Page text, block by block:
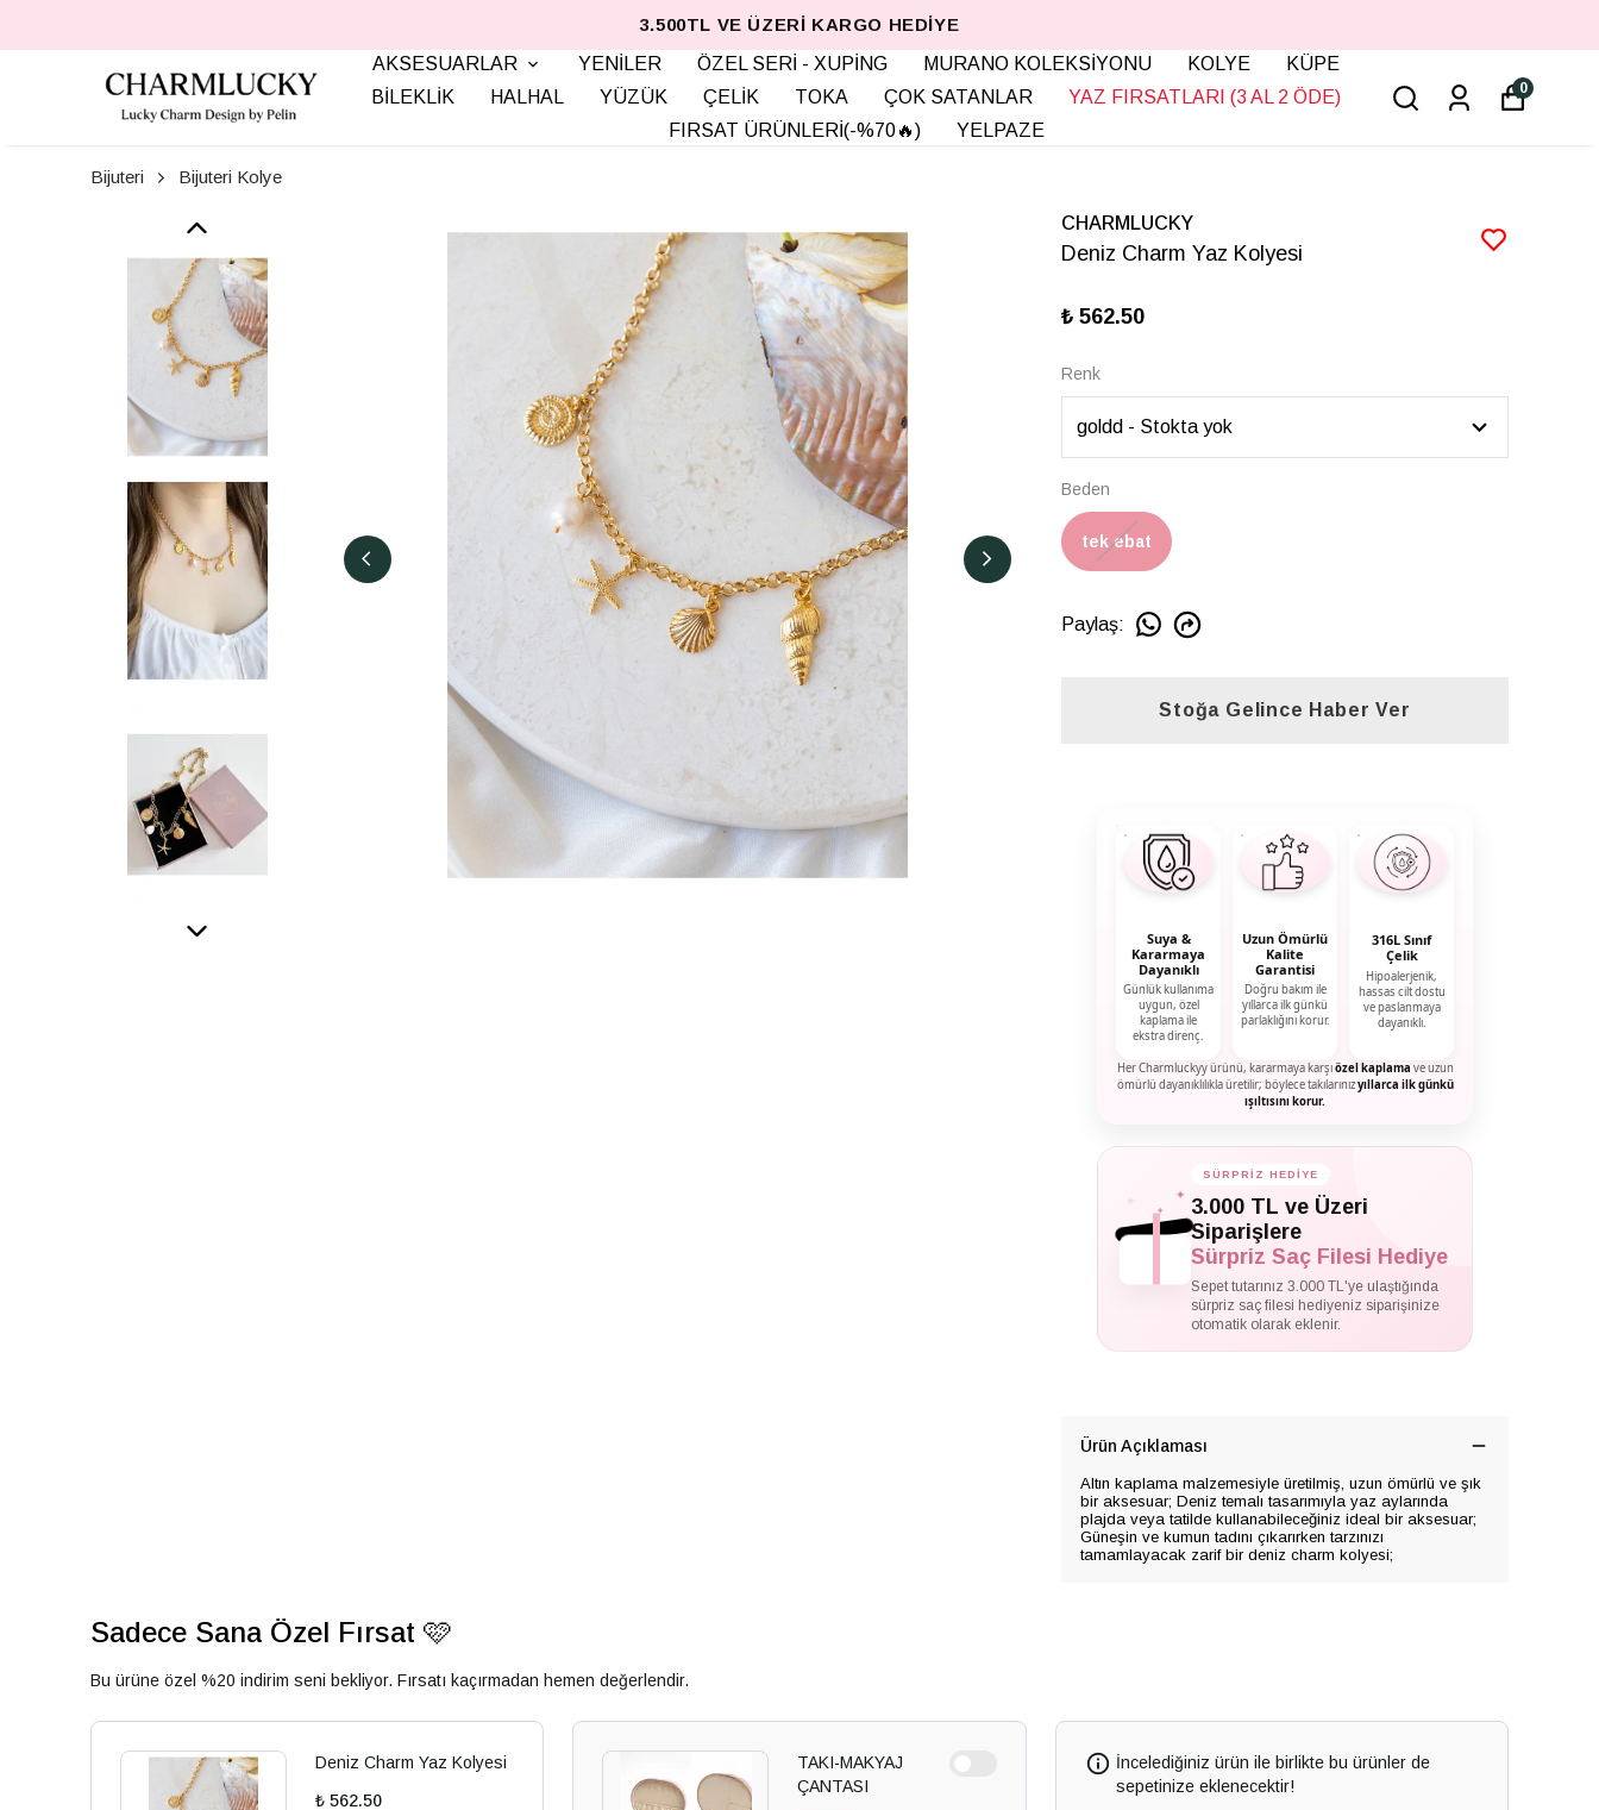
3.500TL VE ÜZERI KARGO HEDIYE
AKSESUARLAR
YENİLER ÖZEL SERİ - XUPİNG MURANO KOLEKSİYONU KOLYE
KÜPE
BİLEKLİK
HALHAL YÜZÜK ÇELİK TOKA ÇOK SATANLAR
YAZ FIRSATLARI (3 AL 2 ÖDE)
FIRSAT ÜRÜNLERİ(-%70🔥)
YELPAZE
0
Bijuteri Bijuteri Kolye
CHARMLUCKY
Deniz Charm Yaz Kolyesi
₺ 562.50
Renk
Beden
tek ebat
Paylaş:
Stoğa Gelince Haber Ver
Suya &
Kararmaya
Dayanıklı
Günlük kullanıma
uygun, özel
kaplama ile
ekstra direnç.
Uzun Ömürlü
Kalite
Garantisi
Doğru bakım ile
yıllarca ilk günkü
parlaklığını korur.
316L Sınıf
Çelik
Hipoalerjenik,
hassas cilt dostu
ve paslanmaya
dayanıklı.
Her Charmluckyy ürünü, kararmaya karşıözel kaplama ve uzun
ömürlü dayanıklılıkla üretilir; böylece takılarınızyıllarca ilk günkü
ışıltısını korur.
✦ ✦
✦
SÜRPRİZ HEDİYE
3.000 TL ve Üzeri
Siparişlere
Sürpriz Saç Filesi Hediye
Sepet tutarınız 3.000 TL'ye ulaştığında
sürpriz saç filesi hediyeniz siparişinize
otomatik olarak eklenir.
Ürün Açıklaması
Altın kaplama malzemesiyle üretilmiş, uzun ömürlü ve şık
bir aksesuar; Deniz temalı tasarımıyla yaz aylarında
plajda veya tatilde kullanabileceğiniz ideal bir aksesuar;
Güneşin ve kumun tadını çıkarırken tarzınızı
tamamlayacak zarif bir deniz charm kolyesi;
Sadece Sana Özel Fırsat 🩷
Bu ürüne özel %20 indirim seni bekliyor. Fırsatı kaçırmadan hemen değerlendir.
Deniz Charm Yaz Kolyesi
₺ 562.50
TAKI-MAKYAJ
ÇANTASI
İncelediğiniz ürün ile birlikte bu ürünler de
sepetinize eklenecektir!